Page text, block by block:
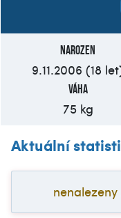
Narozen
9.11.2006 (18
Váha
75 kg
Aktuální